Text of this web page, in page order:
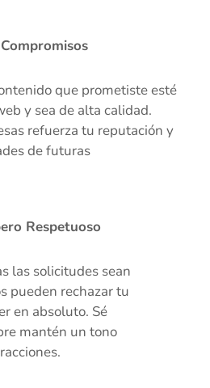
que prometiste esté
y sea de alta calidad.
refuerza tu reputación y
de futuras
Respetuoso
las solicitudes sean
pueden rechazar tu
en absoluto. Sé
mantén un tono